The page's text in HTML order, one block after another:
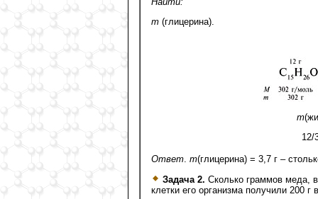
m (глицерина).
m
12/
Ответ. m(глицерина) = 3,7 г –
Задача 2. Сколько граммов меда,
клетки его организма получили 200 г